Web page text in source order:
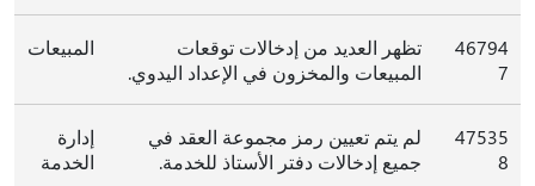
46794
7
تظهر العديد من إدخالات توقعات
المبيعات والمخزون في الإعداد اليدوي.
المبيعات
47535
8
لم يتم تعيين رمز مجموعة العقد في
جميع إدخالات دفتر الأستاذ للخدمة.
إدارة
الخدمة